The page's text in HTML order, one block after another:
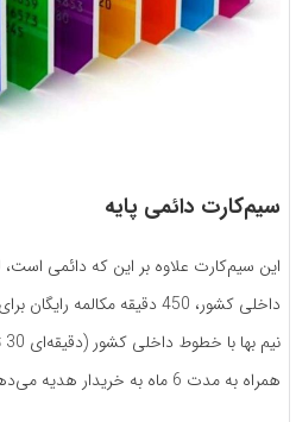
سیم‌کارت دائمی پایه
همراه به مدت 6 ماه به خریدار هدیه می‌دهد.